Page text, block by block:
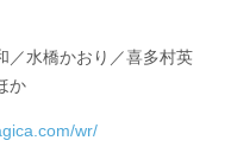
／水橋かおり／喜多村英
か
wr/